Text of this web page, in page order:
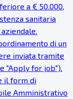
a € 50.000,
sanitaria
di un
inviata tramite
"Apply for job").
il form di
Amministrativo